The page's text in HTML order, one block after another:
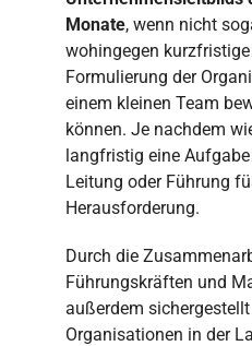
Monate, wenn nicht
wohingegen
Formulierung der
einem kleinen Team
können. Je nachdem
langfristig eine
Leitung oder Führung
Herausforderung.
Durch die
Führungskräften und
außerdem
Organisationen in der